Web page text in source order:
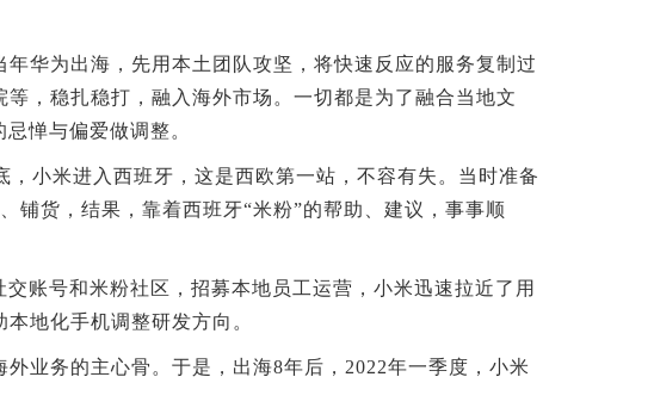
为出海，先用本土团队攻坚，将快速反应的服务复制过
，稳扎稳打，融入海外市场。一切都是为了融合当地文
惮与偏爱做调整。
小米进入西班牙，这是西欧第一站，不容有失。当时准备
铺货，结果，靠着西班牙“米粉”的帮助、建议，事事顺
号和米粉社区，招募本地员工运营，小米迅速拉近了用
地化手机调整研发方向。
务的主心骨。于是，出海8年后，2022年一季度，小米